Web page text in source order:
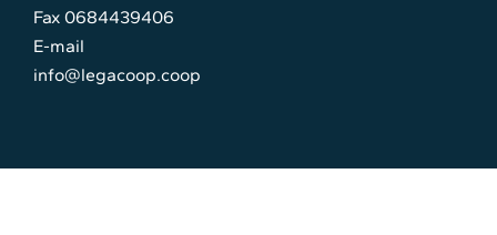
Fax 0684439406
E-mail
info@legacoop.coop